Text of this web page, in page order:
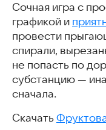
Hide 'N Seek!
Jelly Run 2048
Небоскреб Мечты:
Family Hotel: матч-3
Сокровища
My Cat
Supreme Duelist
Going Balls
Сочная игра с
графикой и
провести
спирали,
не попасть по
субстанцию —
сначала.
Скачать